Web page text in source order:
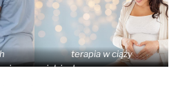
terapia w ciąży
mama i dziecko